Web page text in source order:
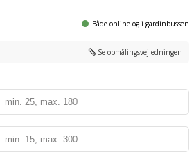
Både online og i gardinbussen
Se opmålingsvejledningen